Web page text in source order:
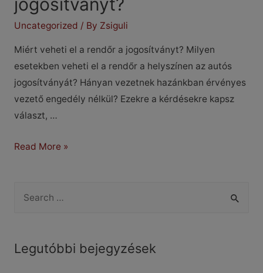
jogosítványt?
Uncategorized / By Zsiguli
Miért veheti el a rendőr a jogosítványt? Milyen
esetekben veheti el a rendőr a helyszínen az autós
jogosítványát? Hányan vezetnek hazánkban érvényes
vezető engedély nélkül? Ezekre a kérdésekre kapsz
választ, …
Miért
jogosítványt?
Read More »
rLegutóbbi bejegyzések